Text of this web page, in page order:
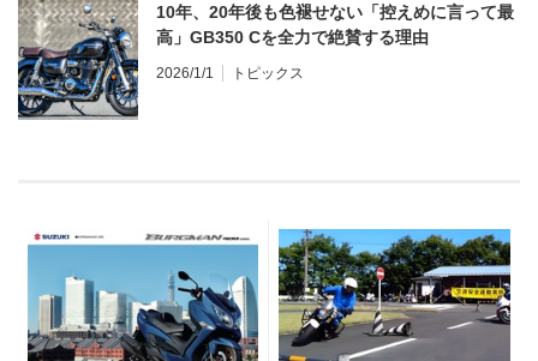
10年、20年後も色褪せない「控えめに言って最
高」GB350 Cを全力で絶賛する理由
2026/1/1 トピックス